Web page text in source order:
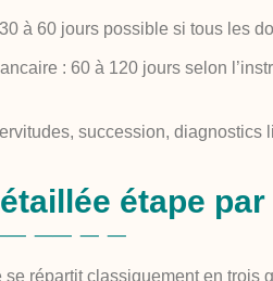
à 60 jours possible si tous les
: 60 à 120 jours selon
succession, diagnostics
étape par
se répartit classiquement en trois